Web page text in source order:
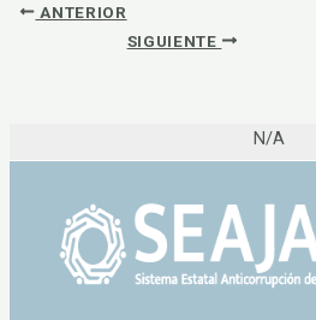
ANTERIOR
SIGUIENTE
N/A